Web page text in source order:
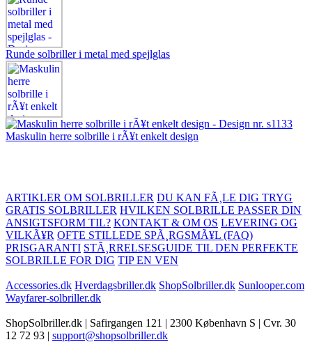
Runde solbriller i metal med spejlglas
Maskulin herre solbrille i rÃ¥t enkelt design
ARTIKLER OM SOLBRILLER DU KAN FÃ¸LE DIG TRYG
GRATIS SOLBRILLER HVILKEN SOLBRILLE PASSER DIN
ANSIGTSFORM TIL? KONTAKT & OM OS LEVERING OG
VILKÃ¥R OFTE STILLEDE SPÃ¸RGSMÃ¥L (FAQ)
PRISGARANTI STÃ¸RRELSESGUIDE TIL DEN PERFEKTE
SOLBRILLE FOR DIG TIP EN VEN
Accessories.dk Hverdagsbriller.dk ShopSolbriller.dk Sunlooper.com
Wayfarer-solbriller.dk
ShopSolbriller.dk | Safirgangen 121 | 2300 København S | Cvr. 30
12 72 93 | support@shopsolbriller.dk